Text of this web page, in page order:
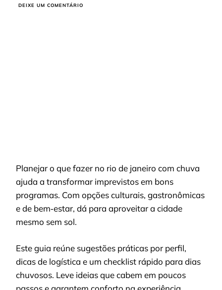
DEIXE UM COMENTÁRIO
Planejar o que fazer no rio de janeiro com chuva
ajuda a transformar imprevistos em bons
programas. Com opções culturais, gastronômicas
e de bem‑estar, dá para aproveitar a cidade
mesmo sem sol.
Este guia reúne sugestões práticas por perfil,
dicas de logística e um checklist rápido para dias
chuvosos. Leve ideias que cabem em poucos